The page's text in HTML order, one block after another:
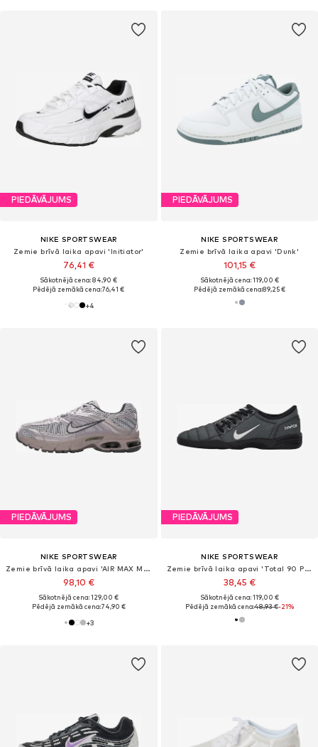
PIEDĀVĀJUMS
NIKE SPORTSWEAR
Zemie brīvā laika apavi 'Initiator'
76,41 €
Sākotnējā cena: 84,90 €
Pēdējā zemākā cena:76,41 €
+4
PIEDĀVĀJUMS
NIKE SPORTSWEAR
Zemie brīvā laika apavi 'Dunk'
101,15 €
Sākotnējā cena: 119,00 €
Pēdējā zemākā cena:89,25 €
PIEDĀVĀJUMS
NIKE SPORTSWEAR
Zemie brīvā laika apavi 'AIR MAX MOTO 2K'
98,10 €
Sākotnējā cena: 129,00 €
Pēdējā zemākā cena:74,90 €
+3
PIEDĀVĀJUMS
NIKE SPORTSWEAR
Zemie brīvā laika apavi 'Total 90 Premium'
38,45 €
Sākotnējā cena: 119,00 €
Pēdējā zemākā cena:48,93 €-21%